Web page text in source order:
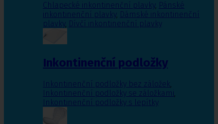
Chlapecké inkontinenční plavky, Pánské
inkontinenční plavky, Dámské inkontinenční
plavky, Dívčí inkontinenční plavky
Inkontinenční podložky
Inkontinenční podložky bez záložek,
Inkontinenční podložky se záložkami,
Inkontinenční podložky s lepítky